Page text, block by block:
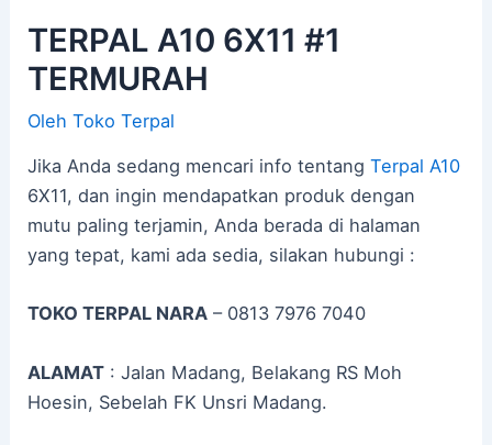
TERPAL A10 6X11 #1
TERMURAH
OlehToko Terpal
Jika Anda sedang mencari info tentangTerpal A10
6X11, dan ingin mendapatkan produk dengan
mutu paling terjamin, Anda berada di halaman
yang tepat, kami ada sedia, silakan hubungi :
TOKO TERPAL NARA – 0813 7976 7040
ALAMAT : Jalan Madang, Belakang RS Moh
Hoesin, Sebelah FK Unsri Madang.